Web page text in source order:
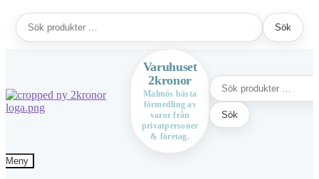
Sök
efter:
Sök
Hoppa
Hoppa
Varuhuset
2kronor
Malmös bästa
förmedling av
varor från
privatpersoner
& företag.
Sök
efter:
Sök
Meny